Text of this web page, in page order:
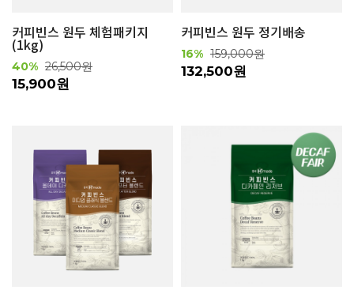
커피빈스 원두 체험패키지
(1kg)
40% 26,500원
15,900원
커피빈스 원두 정기배송
16% 159,000원
132,500원